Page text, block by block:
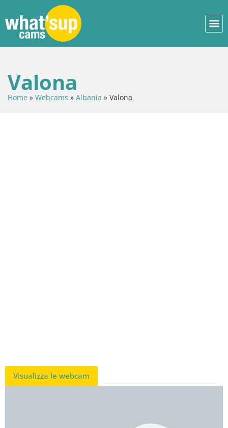
Valona
Home » Webcams » Albania » Valona
Visualizza le webcam